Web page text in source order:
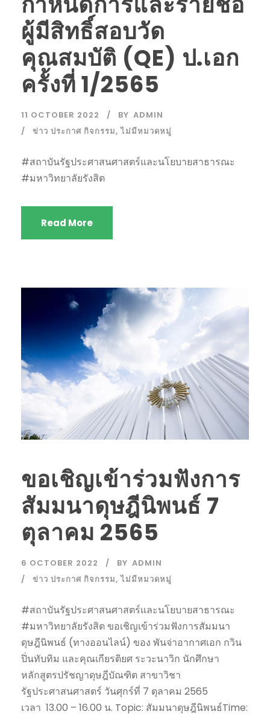
ผู้มีสิทธิ์สอบวัด
คุณสมบัติ (QE) ป.เอก
ครั้งที่ 1/2565
11 OCTOBER 2022 BY ADMIN
ข่าว ประกาศ กิจกรรม, ไม่มีหมวดหมู่
#สถาบันรัฐประศาสนศาสตร์และนโยบายสาธารณะ
#มหาวิทยาลัยรังสิต
Read More
ขอเชิญเข้าร่วมฟังการ
สัมมนาดุษฎีนิพนธ์ 7
ตุลาคม 2565
6 OCTOBER 2022 BY ADMIN
ข่าว ประกาศ กิจกรรม, ไม่มีหมวดหมู่
#สถาบันรัฐประศาสนศาสตร์และนโยบายสาธารณะ
#มหาวิทยาลัยรังสิต ขอเชิญเข้าร่วมฟังการสัมมนา
ดุษฎีนิพนธ์ (ทางออนไลน์) ของ พันจ่าอากาศเอก กวิน
ปิ่นทับทิม และคุณเกียรติยศ ระวะนาวิก นักศึกษา
หลักสูตรปรัชญาดุษฎีบัณฑิต สาขาวิชา
รัฐประศาสนศาสตร์ วันศุกร์ที่ 7 ตุลาคม 2565
เวลา 13.00 – 16.00 น. Topic: สัมมนาดุษฎีนิพนธ์Time: